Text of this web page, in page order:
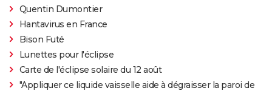
Quentin Dumontier
Hantavirus en France
Bison Futé
Lunettes pour l'éclipse
Carte de l'éclipse solaire du 12 août
"Appliquer ce liquide vaisselle aide à dégraisser la paroi de